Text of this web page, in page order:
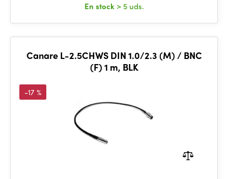
En stock > 5 uds.
Canare L-2.5CHWS DIN 1.0/2.3 (M) / BNC
(F) 1 m, BLK
-17 %